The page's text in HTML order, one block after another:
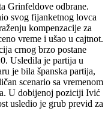
Grinfeldove odbrane.
svog fijanketnog lovca
kompenzacije za
vreme i ušao u cajtnot.
crnog brzo postane
Usledila je partija u
je bila španska partija,
scenario sa vremenom
U dobijenoj poziciji Ivić
usledio je grub previd za